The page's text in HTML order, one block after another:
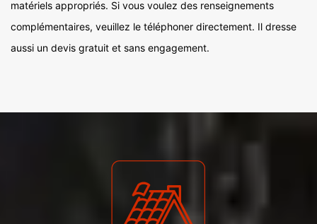
matériels appropriés. Si vous voulez des renseignements
complémentaires, veuillez le téléphoner directement. Il dresse
aussi un devis gratuit et sans engagement.